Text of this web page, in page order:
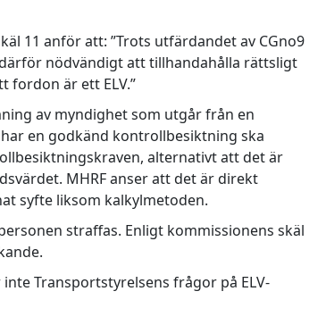
11 anför att: ”Trots utfärdandet av CGno9
nödvändigt att tillhandahålla rättsligt
är ett ELV.”
av myndighet som utgår från en
en godkänd kontrollbesiktning ska
alternativt att det är
MHRF anser att det är direkt
syfte liksom kalkylmetoden.
straffas. Enligt kommissionens skäl
Transportstyrelsens frågor på ELV-